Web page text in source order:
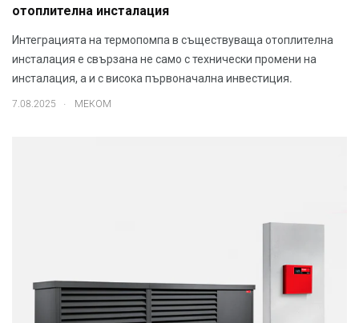
отоплителна инсталация
Интеграцията на термопомпа в съществуваща отоплителна
инсталация е свързана не само с технически промени на
инсталация, а и с висока първоначална инвестиция.
7.08.2025 МЕКОМ